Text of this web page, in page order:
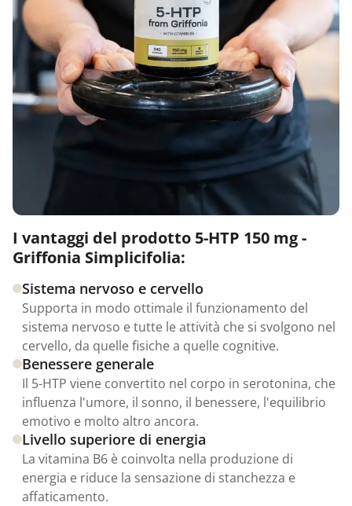
I vantaggi del prodotto 5-HTP 150 mg -
Griffonia Simplicifolia:
Sistema nervoso e cervello
Supporta in modo ottimale il funzionamento del
sistema nervoso e tutte le attività che si svolgono nel
cervello, da quelle fisiche a quelle cognitive.
Benessere generale
Il 5-HTP viene convertito nel corpo in serotonina, che
influenza l'umore, il sonno, il benessere, l'equilibrio
emotivo e molto altro ancora.
Livello superiore di energia
La vitamina B6 è coinvolta nella produzione di
energia e riduce la sensazione di stanchezza e
affaticamento.